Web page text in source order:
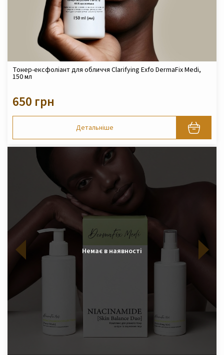
Тонер-ексфоліант для обличчя Clarifying Exfo DermaFix Medi,
150 мл
650 грн
Детальніше
Немає в наявності